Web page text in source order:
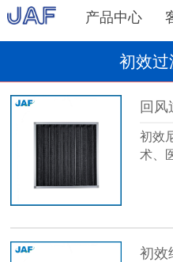
产品中心
初效过
回风
初效
术、
初效